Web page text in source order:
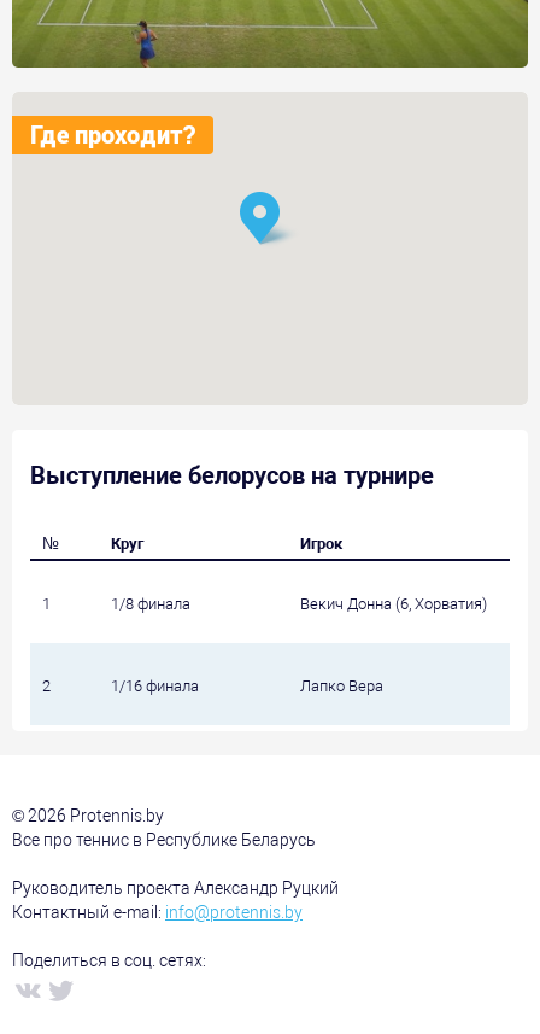
Где проходит?
Выступление белорусов на турнире
№ Круг Игрок
1 1/8 финала Векич Донна (6, Хорватия)
2 1/16 финала Лапко Вера
© 2026 Protennis.by
Все про теннис в Республике Беларусь
Руководитель проекта Александр Руцкий
Контактный e-mail: info@protennis.by
Поделиться в соц. сетях: